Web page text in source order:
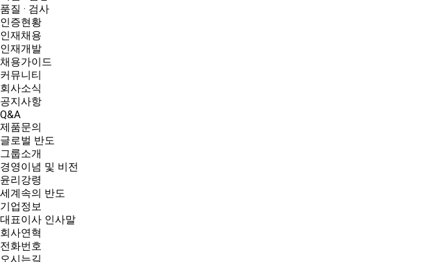
품질 · 검사
인증현황
인재채용
인재개발
채용가이드
커뮤니티
회사소식
공지사항
Q&A
제품문의
글로벌 반도
그룹소개
경영이념 및 비전
윤리강령
세계속의 반도
기업정보
대표이사 인사말
회사연혁
전화번호
오시는길